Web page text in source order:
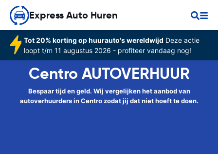
Express Auto Huren
Tot 20% korting op huurauto's wereldwijd Deze actie
loopt t/m 11 augustus 2026 - profiteer vandaag nog!
Centro AUTOVERHUUR
Bespaar tijd en geld. Wij vergelijken het aanbod van
autoverhuurders in Centro zodat jij dat niet hoeft te doen.